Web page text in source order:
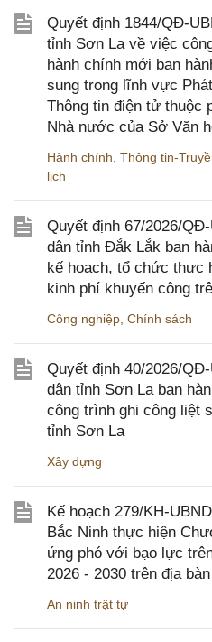
Quyết định 1844/QĐ-
tỉnh Sơn La về việc
hành chính mới ban
sung trong lĩnh vực
Thông tin điện tử thuộc
Nhà nước của Sở Văn
Hành chính Thông tin-
lịch
Quyết định 67/2026/
dân tỉnh Đắk Lắk ban
kế hoạch, tổ chức thực
kinh phí khuyến công
Công nghiệp Chính sách
Quyết định 40/2026/
dân tỉnh Sơn La ban
công trình ghi công liệt
tỉnh Sơn La
Xây dựng
Kế hoạch 279/KH-
Bắc Ninh thực hiện
ứng phó với bạo lực
2026 - 2030 trên địa
An ninh trật tự